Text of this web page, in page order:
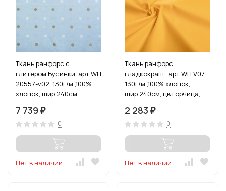
Ткань ранфорс с
глитером Бусинки, арт.WH
20557-v02, 130г/м ,100%
хлопок, шир.240см,
7 739 ₽
0
Нет в наличии
Ткань ранфорс
гладкокраш., арт.WH V07,
130г/м ,100% хлопок,
шир.240см, цв.горчица,
2 283 ₽
0
Нет в наличии